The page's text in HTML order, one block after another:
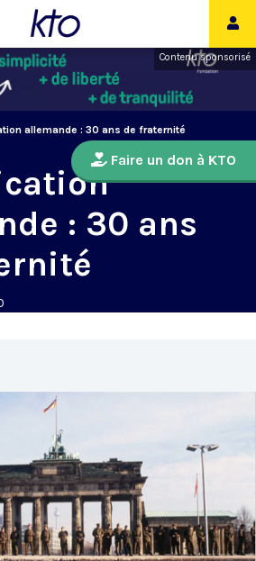
Contenu sponsorisé
allemande : 30 ans de fraternité
Faire un don à KTO
: 30 ans